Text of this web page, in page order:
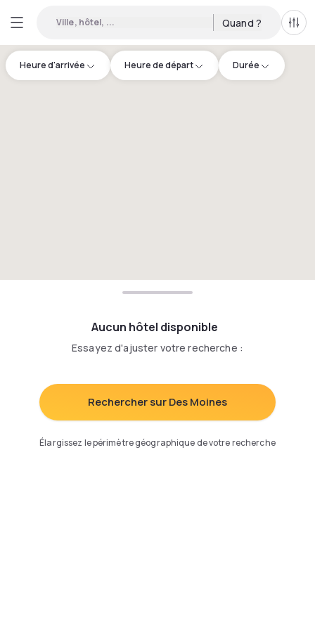
Ville, hôtel, ... Quand ?
Heure d'arrivée Heure de départ Durée
Aucun hôtel disponible
Essayez d'ajuster votre recherche :
Rechercher sur Des Moines
Élargissez le périmètre géographique de votre recherche